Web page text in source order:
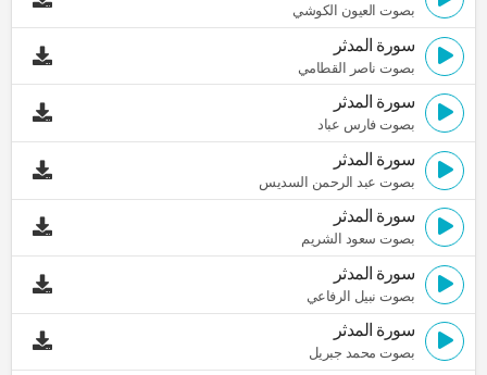
بصوت العيون الكوشي
سورة المدثر
بصوت ناصر القطامي
سورة المدثر
بصوت فارس عباد
سورة المدثر
بصوت عبد الرحمن السديس
سورة المدثر
بصوت سعود الشريم
سورة المدثر
بصوت نبيل الرفاعي
سورة المدثر
بصوت محمد جبريل